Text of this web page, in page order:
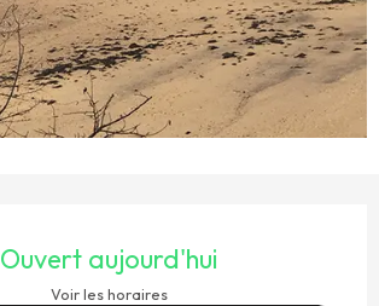
Ouvert aujourd'hui
Voir les horaires